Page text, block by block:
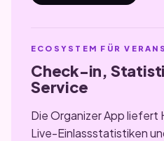
ECOSYSTEM FÜR
Check-in,
Service
Die Organizer App liefert
Live-Einlassstatistiken